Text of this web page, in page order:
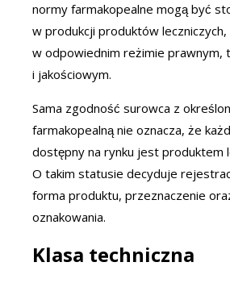
normy farmakopealne mogą być
w produkcji produktów leczniczych,
w odpowiednim reżimie prawnym,
i jakościowym.
Sama zgodność surowca z
farmakopealną nie oznacza, że
dostępny na rynku jest produktem
O takim statusie decyduje
forma produktu, przeznaczenie
oznakowania.
Klasa techniczna